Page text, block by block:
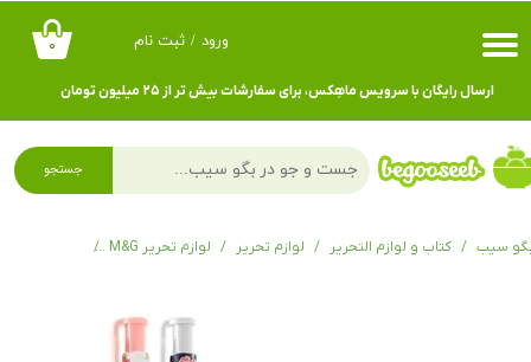
۰ ورود / ثبت نام
حساب کاربری من
تغییر گذر واژه
سفارشات
ارسال رایگان با سرویس ماهِکس، برای سفارشات بیش تر از ۲۵ میلیون تومان
جستجو
سیب کتاب و لوازم التحریر لوازم تحریر لوازم تحریر M&G